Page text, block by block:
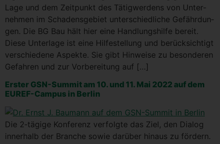
Lage und dem Zeit­punkt des Tätig­wer­dens von Unter­
neh­men im Scha­dens­ge­biet unter­schied­li­che Gefähr­dun­
gen. Die BG Bau hält hier eine Hand­lungs­hil­fe bereit.
Die­se Unter­la­ge ist eine Hil­fe­stel­lung und berück­sich­tigt
ver­schie­de­ne Aspek­te. Sie gibt Hin­wei­se zu beson­de­ren
Gefah­ren und zur Vor­be­rei­tung auf […]
Ers­ter GSN-Sum­mit am 10. und 11. Mai 2022 auf dem
EUREF-Cam­pus in Berlin
Die 2‑tägige Kon­fe­renz ver­folg­te das Ziel, den Dia­log
inner­halb der Bran­che sowie dar­über hin­aus zu för­dern.